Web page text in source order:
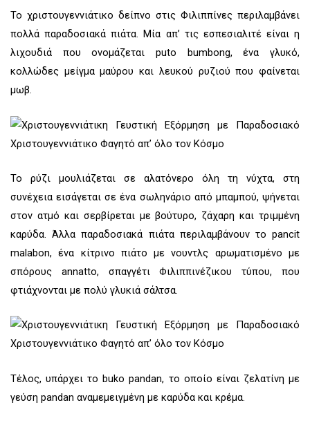
Το χριστουγεννιάτικο δείπνο στις Φιλιππίνες περιλαμβάνει
πολλά παραδοσιακά πιάτα. Μία απ’ τις εσπεσιαλιτέ είναι η
λιχουδιά που ονομάζεται puto bumbong, ένα γλυκό,
κολλώδες μείγμα μαύρου και λευκού ρυζιού που φαίνεται
μωβ.
Το ρύζι μουλιάζεται σε αλατόνερο όλη τη νύχτα, στη
συνέχεια εισάγεται σε ένα σωληνάριο από μπαμπού, ψήνεται
στον ατμό και σερβίρεται με βούτυρο, ζάχαρη και τριμμένη
καρύδα. Άλλα παραδοσιακά πιάτα περιλαμβάνουν το pancit
malabon, ένα κίτρινο πιάτο με νουντλς αρωματισμένο με
σπόρους annatto, σπαγγέτι Φιλιππινέζικου τύπου, που
φτιάχνονται με πολύ γλυκιά σάλτσα.
Τέλος, υπάρχει το buko pandan, το οποίο είναι ζελατίνη με
γεύση pandan αναμεμειγμένη με καρύδα και κρέμα.